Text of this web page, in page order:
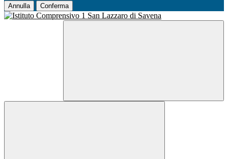
Annulla Conferma